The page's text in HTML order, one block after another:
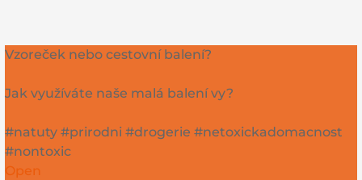
Vzoreček nebo cestovní balení?
Jak využíváte naše malá balení vy?
#natuty #prirodni #drogerie #netoxickadomacnost
#nontoxic
Open